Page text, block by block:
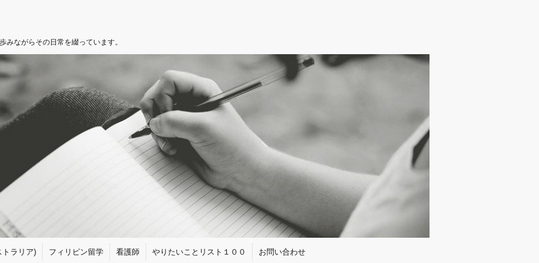
ながらその日常を綴っています。
トラリア) フィリピン留学 看護師 やりたいことリスト１００ お問い合わせ